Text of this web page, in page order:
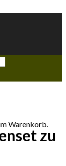
Warenkorb.
zu